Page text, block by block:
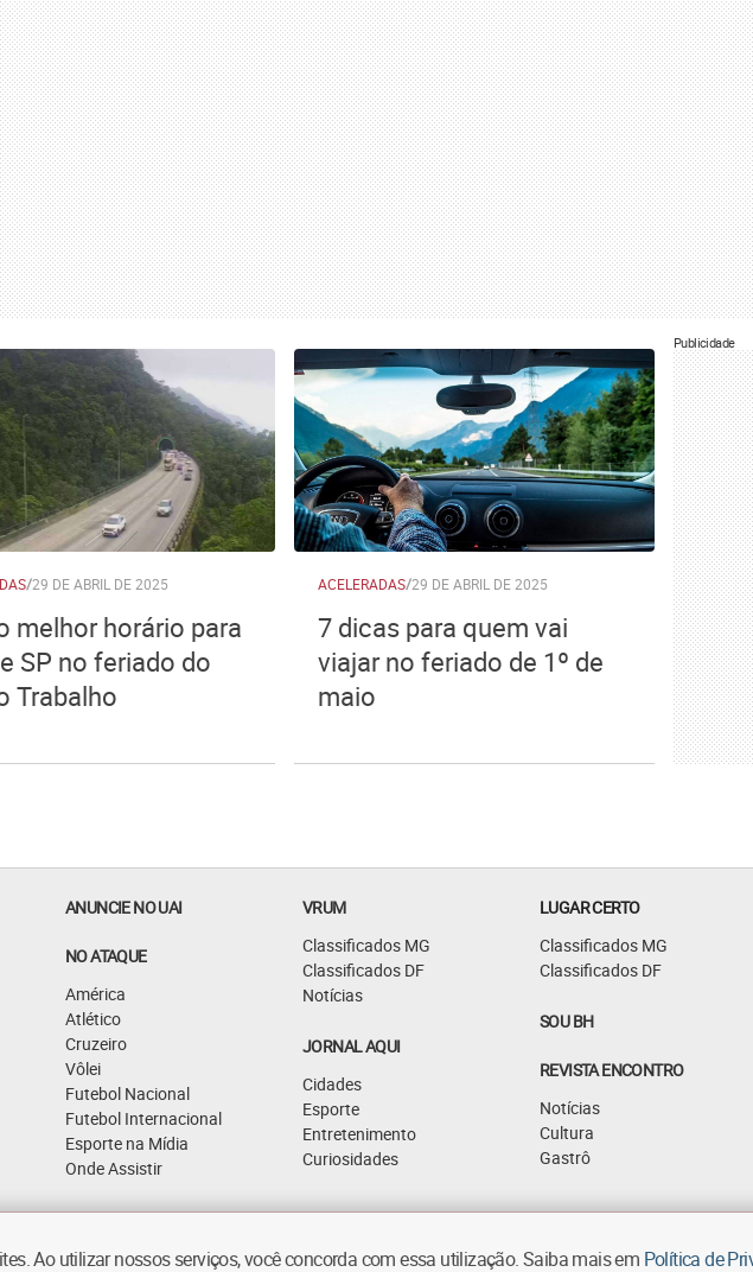
/29 DE ABRIL DE 2025
melhor horário para
SP no feriado do
Trabalho
ACELERADAS/29 DE ABRIL DE 2025
7 dicas para quem vai
viajar no feriado de 1º de
maio
Publicidade
ANUNCIE NO UAI
NO ATAQUE
América
Atlético
Cruzeiro
Vôlei
Futebol Nacional
Futebol Internacional
Esporte na Mídia
Onde Assistir
VRUM
Classificados MG
Classificados DF
Notícias
JORNAL AQUI
Cidades
Esporte
Entretenimento
Curiosidades
LUGAR CERTO
Classificados MG
Classificados DF
SOU BH
REVISTA ENCONTRO
Notícias
Cultura
Gastrô
© 2026Diários
Ao utilizar nossos serviços, você concorda com essa utilização. Saiba mais em Política de